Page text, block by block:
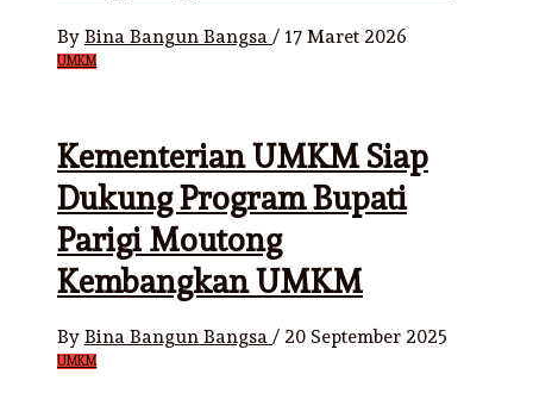
By Bina Bangun Bangsa / 17 Maret 2026
UMKM
Kementerian UMKM Siap
Dukung Program Bupati
Parigi Moutong
Kembangkan UMKM
By Bina Bangun Bangsa / 20 September 2025
UMKM